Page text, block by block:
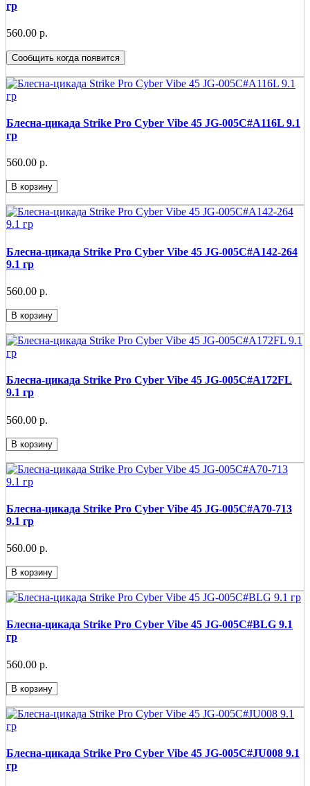
гр
560.00 р.
Сообщить когда появится
Блесна-цикада Strike Pro Cyber Vibe 45 JG-005C#A116L 9.1
гр
560.00 р.
В корзину
Блесна-цикада Strike Pro Cyber Vibe 45 JG-005C#A142-264
9.1 гр
560.00 р.
В корзину
Блесна-цикада Strike Pro Cyber Vibe 45 JG-005C#A172FL
9.1 гр
560.00 р.
В корзину
Блесна-цикада Strike Pro Cyber Vibe 45 JG-005C#A70-713
9.1 гр
560.00 р.
В корзину
Блесна-цикада Strike Pro Cyber Vibe 45 JG-005C#BLG 9.1
гр
560.00 р.
В корзину
Блесна-цикада Strike Pro Cyber Vibe 45 JG-005C#JU008 9.1
гр